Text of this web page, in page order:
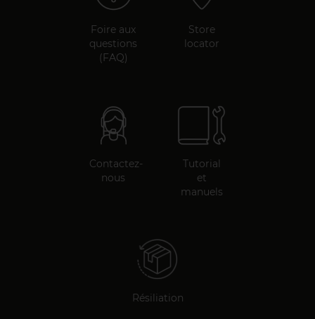
Foire aux
questions
(FAQ)
Store
locator
Contactez-
nous
Tutorial
et
manuels
Résiliation